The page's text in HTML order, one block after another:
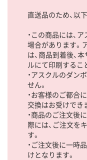
直送品のため、以
・この商品には、
場合があります。
は、商品到着後、
ルにて印刷するこ
・アスクルのダン
せん。
・お客様のご都合
交換はお受けでき
・商品のご注文後
際には、ご注文を
す。
・ご注文後に一時
けとなります。